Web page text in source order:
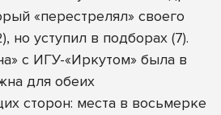
«перестрелял» своего
но уступил в подборах (7).
с ИГУ-«Иркутом» была в
для обеих
сторон: места в восьмерке